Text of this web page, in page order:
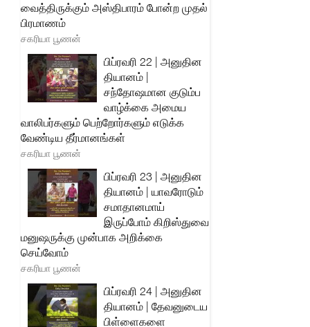
வைத்திருக்கும் அஸ்திபாரம் போன்ற முதல்
பிரமாணம்
சகரியா பூணன்
பிப்ரவரி 22 | அனுதின
தியானம் |
சந்தோஷமான குடும்ப
வாழ்க்கை அமைய
வாலிபர்களும் பெற்றோர்களும் எடுக்க
வேண்டிய தீர்மானங்கள்
சகரியா பூணன்
பிப்ரவரி 23 | அனுதின
தியானம் | யாவரோடும்
சமாதானமாய்
இருப்போம் கிறிஸ்துவை
மனுஷருக்கு முன்பாக அறிக்கை
செய்வோம்
சகரியா பூணன்
பிப்ரவரி 24 | அனுதின
தியானம் | தேவனுடைய
பிள்ளைகளை